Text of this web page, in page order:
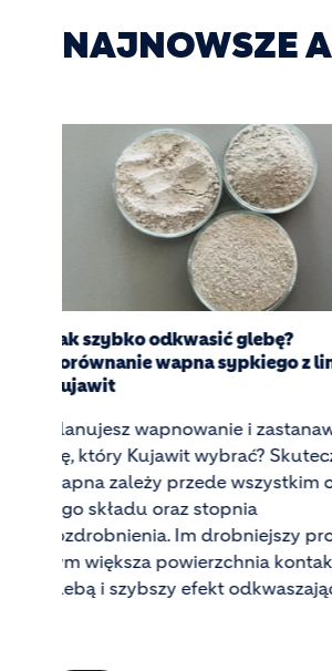
NAJNOWSZE
ETICS bez błędów. Jak
wykonać system ociepleń?
ociepleń ścian zewnętrznych, to
rozwiązanie, którego trwałość
nie tylko od jakości
materiałów, ale także od
wykonania każdego etapu